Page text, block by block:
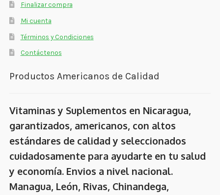
Finalizar compra
Mi cuenta
Términos y Condiciones
Contáctenos
Productos Americanos de Calidad
Vitaminas y Suplementos en Nicaragua,
garantizados, americanos, con altos
estándares de calidad y seleccionados
cuidadosamente para ayudarte en tu salud
y economía. Envios a nivel nacional.
Managua, León, Rivas, Chinandega,